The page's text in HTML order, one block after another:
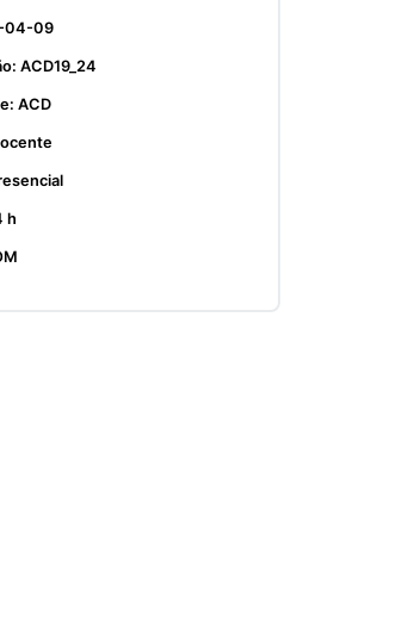
04-09
ACD19_24
ACD
h